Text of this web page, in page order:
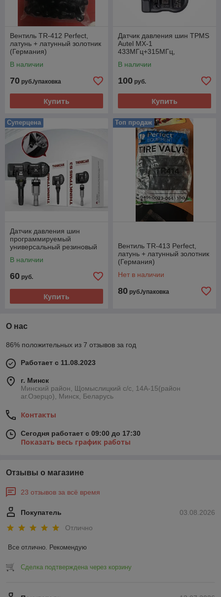
Вентиль TR-412 Perfect,
латунь + латунный золотник
(Германия)
В наличии
70 руб./упаковка
Купить
Датчик давления шин TPMS
Autel MX-1
433МГц+315МГц,
программируемый,
В наличии
100 руб.
Купить
Суперцена
Датчик давления шин
программируемый
универсальный резиновый
(Rubber) (433МГц+315МГц)
В наличии
60 руб.
Купить
Топ продаж
Вентиль TR-413 Perfect,
латунь + латунный золотник
(Германия)
Нет в наличии
80 руб./упаковка
О нас
86% положительных из 7 отзывов за год
Работает с 11.08.2023
г. Минск
Минский район, Щомыслицкий с/с, 14А-15(район
аг.Озерцо), Минск, Беларусь
Контакты
Сегодня работает с 09:00 до 17:30
Показать весь график работы
Отзывы о магазине
23 отзывов за всё время
03.08.2026
Покупатель
Отлично
Все отлично. Рекомендую
Сделка подтверждена через корзину